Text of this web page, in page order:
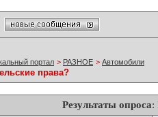
портал > РАЗНОЕ > Автомобили
права?
Результаты опроса: